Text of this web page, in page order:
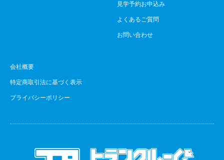
見学予約お申込み
よくあるご質問
お問い合わせ
会社概要
特定商取引法に基づく表示
プライバシーポリシー